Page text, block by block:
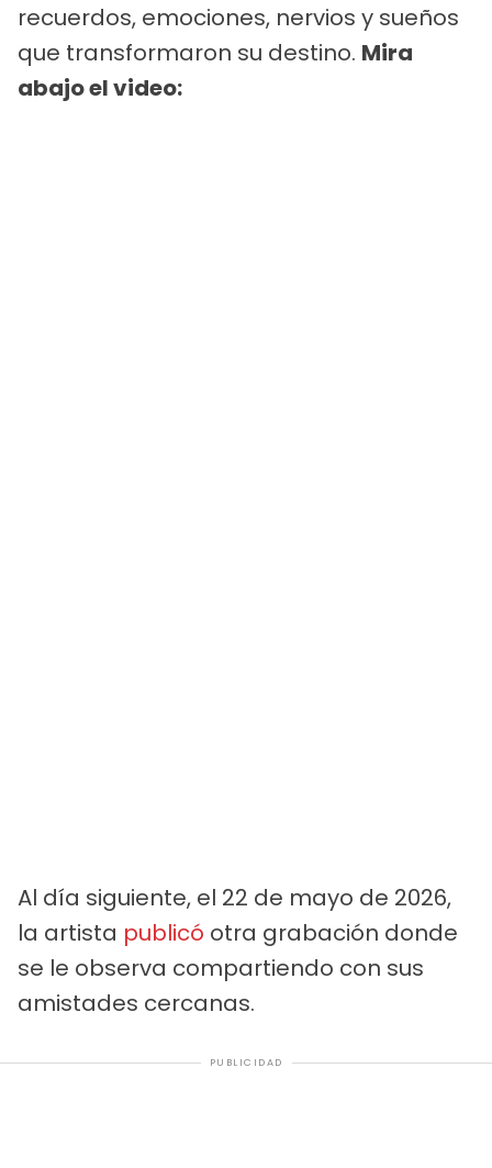
recuerdos, emociones, nervios y sueños
que transformaron su destino. Mira
abajo el video:
Al día siguiente, el 22 de mayo de 2026,
la artista publicó otra grabación donde
se le observa compartiendo con sus
amistades cercanas.
PUBLICIDAD